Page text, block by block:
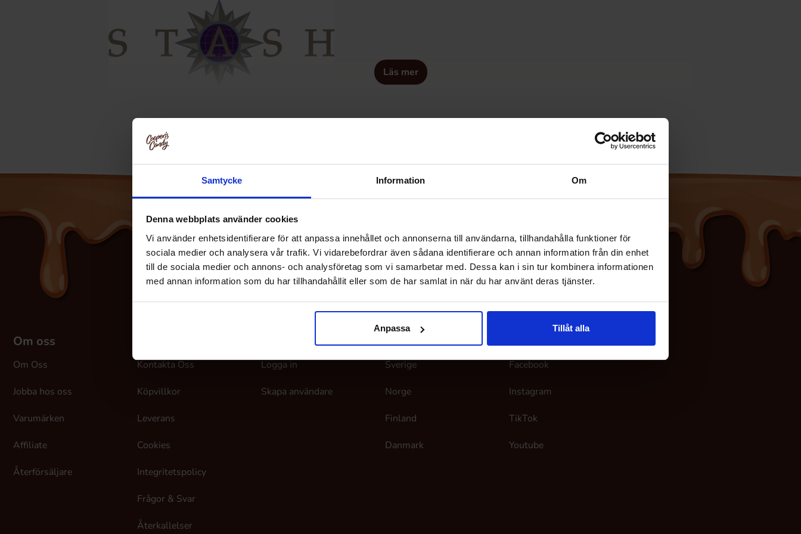
Samtycke Information Om
Denna webbplats använder cookies
Vi använder enhetsidentifierare för att anpassa innehållet och annonserna till användarna, tillhandahålla funktioner för
sociala medier och analysera vår trafik. Vi vidarebefordrar även sådana identifierare och annan information från din enhet
till de sociala medier och annons- och analysföretag som vi samarbetar med. Dessa kan i sin tur kombinera informationen
med annan information som du har tillhandahållit eller som de har samlat in när du har använt deras tjänster.
Anpassa Tillåt alla
Läs mer
Om oss
Om Oss
Jobba hos oss
Varumärken
Affiliate
Återförsäljare
Kontakta Oss
Köpvillkor
Leverans
Cookies
Integritetspolicy
Frågor & Svar
Återkallelser
Mina sidor
Logga in
Skapa användare
Här finns vi
Sverige
Norge
Finland
Danmark
Facebook
Instagram
TikTok
Youtube